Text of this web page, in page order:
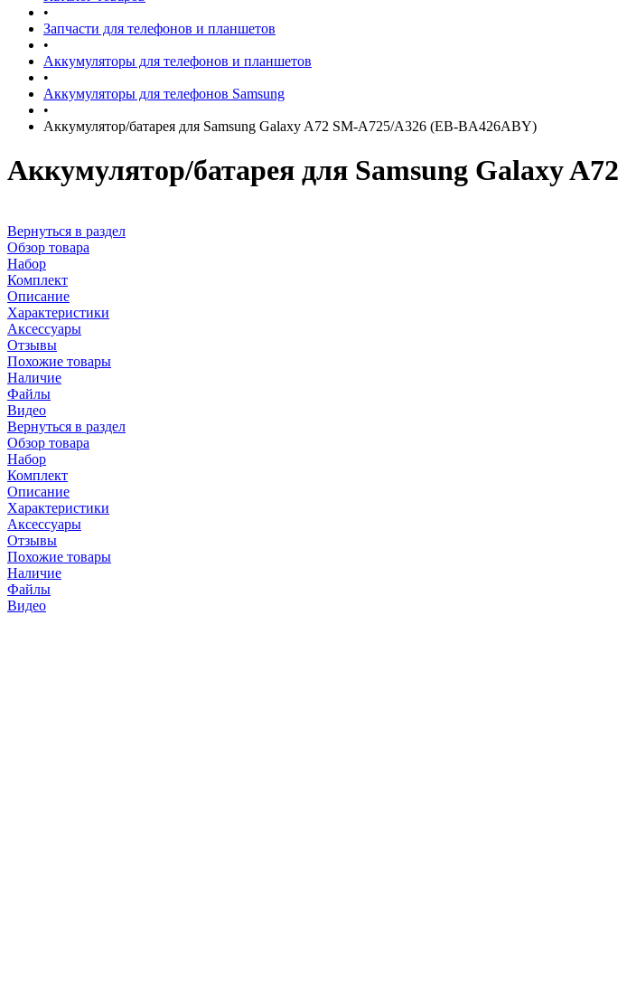
•
Запчасти для телефонов и планшетов
•
Аккумуляторы для телефонов и планшетов
•
Аккумуляторы для телефонов Samsung
•
Аккумулятор/батарея для Samsung Galaxy A72 SM-A725/A326 (EB-BA426ABY)
Аккумулятор/батарея для Samsung Galaxy
Вернуться в раздел
Обзор товара
Набор
Комплект
Описание
Характеристики
Аксессуары
Отзывы
Похожие товары
Наличие
Файлы
Видео
Вернуться в раздел
Обзор товара
Набор
Комплект
Описание
Характеристики
Аксессуары
Отзывы
Похожие товары
Наличие
Файлы
Видео